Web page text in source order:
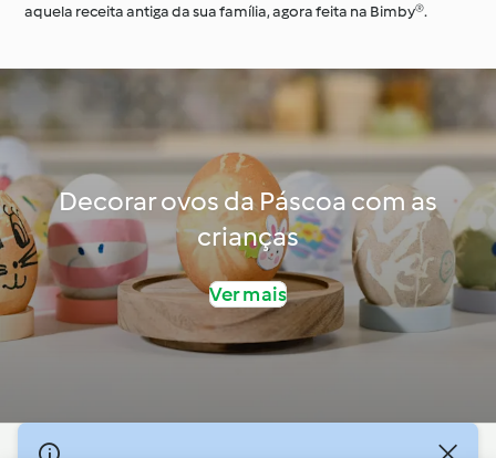
aquela receita antiga da sua família, agora feita na Bimby®.
Decorar ovos da Páscoa com as
crianças
Ver mais